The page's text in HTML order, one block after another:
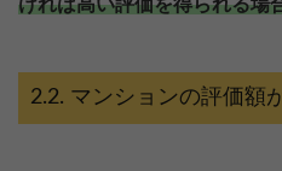
ければ高い評価を得られる場
マンションの評価額